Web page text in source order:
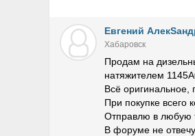
Евгений
Хабаровск
Продам на
натяжителем
Всё оригинальное,
При покупке всего
Отправлю в любую
В форуме не